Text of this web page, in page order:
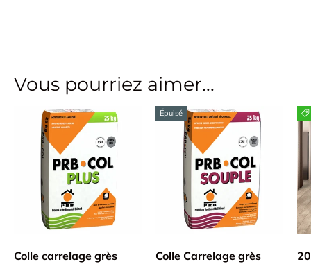
Vous pourriez aimer...
Colle carrelage grès
Épuisé
Colle Carrelage grès